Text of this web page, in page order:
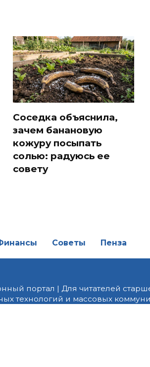
Соседка объяснила,
зачем банановую
кожуру посыпать
солью: радуюсь ее
совету
Советы Пенза
портал | Для читателей
технологий и массовых